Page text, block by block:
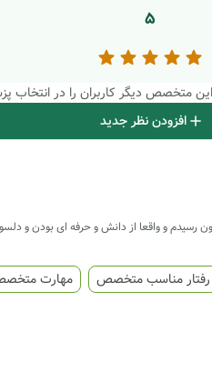
5
متخصص دیگر کاربران را در انتخاب
افزودن نظر جدید
رسیدم و واقعا از دانش و حرفه ای بودن و
رفتار مناسب متخصص مهارت